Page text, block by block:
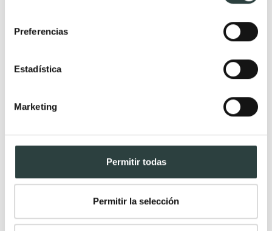
Preferencias
Estadística
Marketing
Permitir todas
Permitir la selección
Cerámica marmoleado negro mate Ø40x15 cm
196,02€ −22%